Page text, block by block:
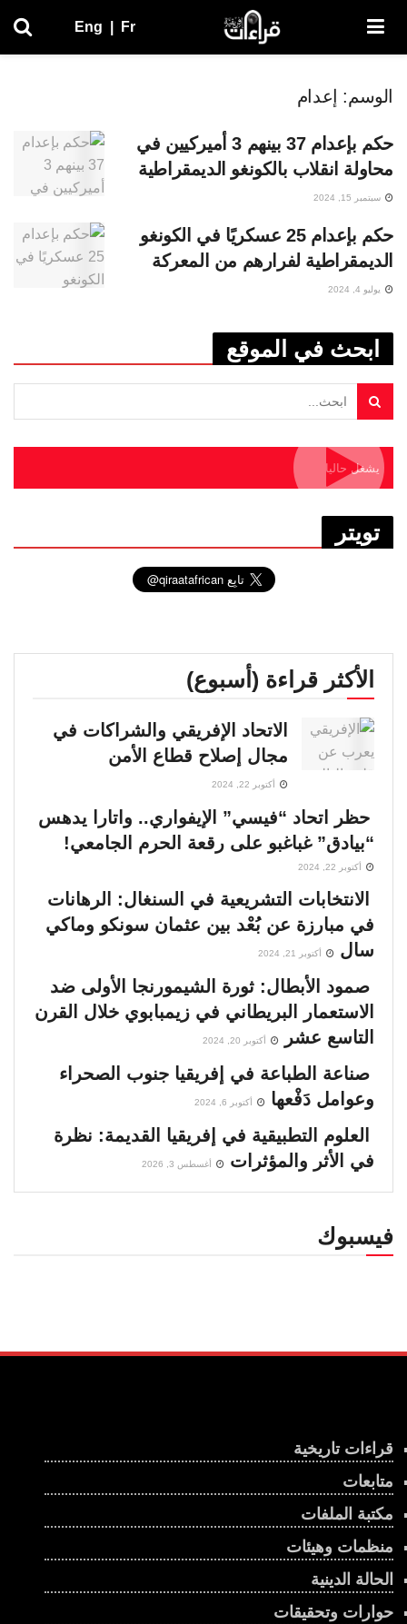
Eng Fr
الوسم: إعدام
حكم بإعدام 37 بينهم 3 أميركيين في
محاولة انقلاب بالكونغو الديمقراطية
سبتمبر 15, 2024
حكم بإعدام 25 عسكريًا في الكونغو
الديمقراطية لفرارهم من المعركة
يوليو 4, 2024
ابحث في الموقع
يشغل حاليا
تويتر
الأكثر قراءة (أسبوع)
الاتحاد الإفريقي والشراكات في
مجال إصلاح قطاع الأمن
أكتوبر 22, 2024
حظر اتحاد “فيسي” الإيفواري.. واتارا يدهس
“بيادق” غباغبو على رقعة الحرم الجامعي!
أكتوبر 22, 2024
الانتخابات التشريعية في السنغال: الرهانات
في مبارزة عن بُعْد بين عثمان سونكو وماكي
سال
أكتوبر 21, 2024
صمود الأبطال: ثورة الشيمورنجا الأولى ضد
الاستعمار البريطاني في زيمبابوي خلال القرن
التاسع عشر
أكتوبر 20, 2024
صناعة الطباعة في إفريقيا جنوب الصحراء
وعوامل دَفْعها
أكتوبر 6, 2024
العلوم التطبيقية في إفريقيا القديمة: نظرة
في الأثر والمؤثرات
أغسطس 3, 2026
فيسبوك
قراءات تاريخية
متابعات
مكتبة الملفات
منظمات وهيئات
الحالة الدينية
حوارات وتحقيقات